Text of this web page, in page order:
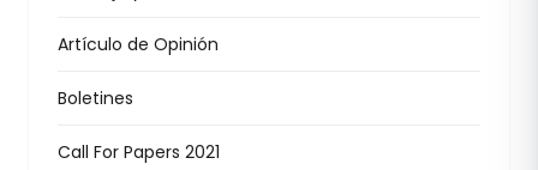
Artículo de Opinión
Boletines
Call For Papers 2021